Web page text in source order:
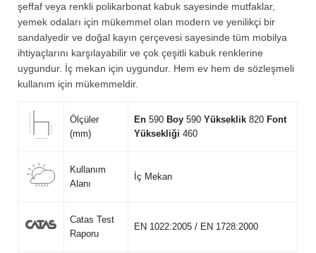
şeffaf veya renkli polikarbonat kabuk sayesinde mutfaklar,
yemek odaları için mükemmel olan modern ve yenilikçi bir
sandalyedir ve doğal kayın çerçevesi sayesinde tüm mobilya
ihtiyaçlarını karşılayabilir ve çok çeşitli kabuk renklerine
uygundur. İç mekan için uygundur. Hem ev hem de sözleşmeli
kullanım için mükemmeldir.
Ölçüler
(mm)
En 590 Boy 590Yükseklik 820 Font
Yüksekliği 460
Kullanım
Alanı
İç Mekan
Catas Test
Raporu
EN 1022:2005 / EN 1728:2000